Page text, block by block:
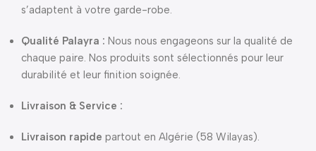
s’adaptent à votre garde-robe.
Qualité Palayra : Nous nous engageons sur la qualité de
chaque paire. Nos produits sont sélectionnés pour leur
durabilité et leur finition soignée.
Livraison & Service :
Livraison rapide partout en Algérie (58 Wilayas).